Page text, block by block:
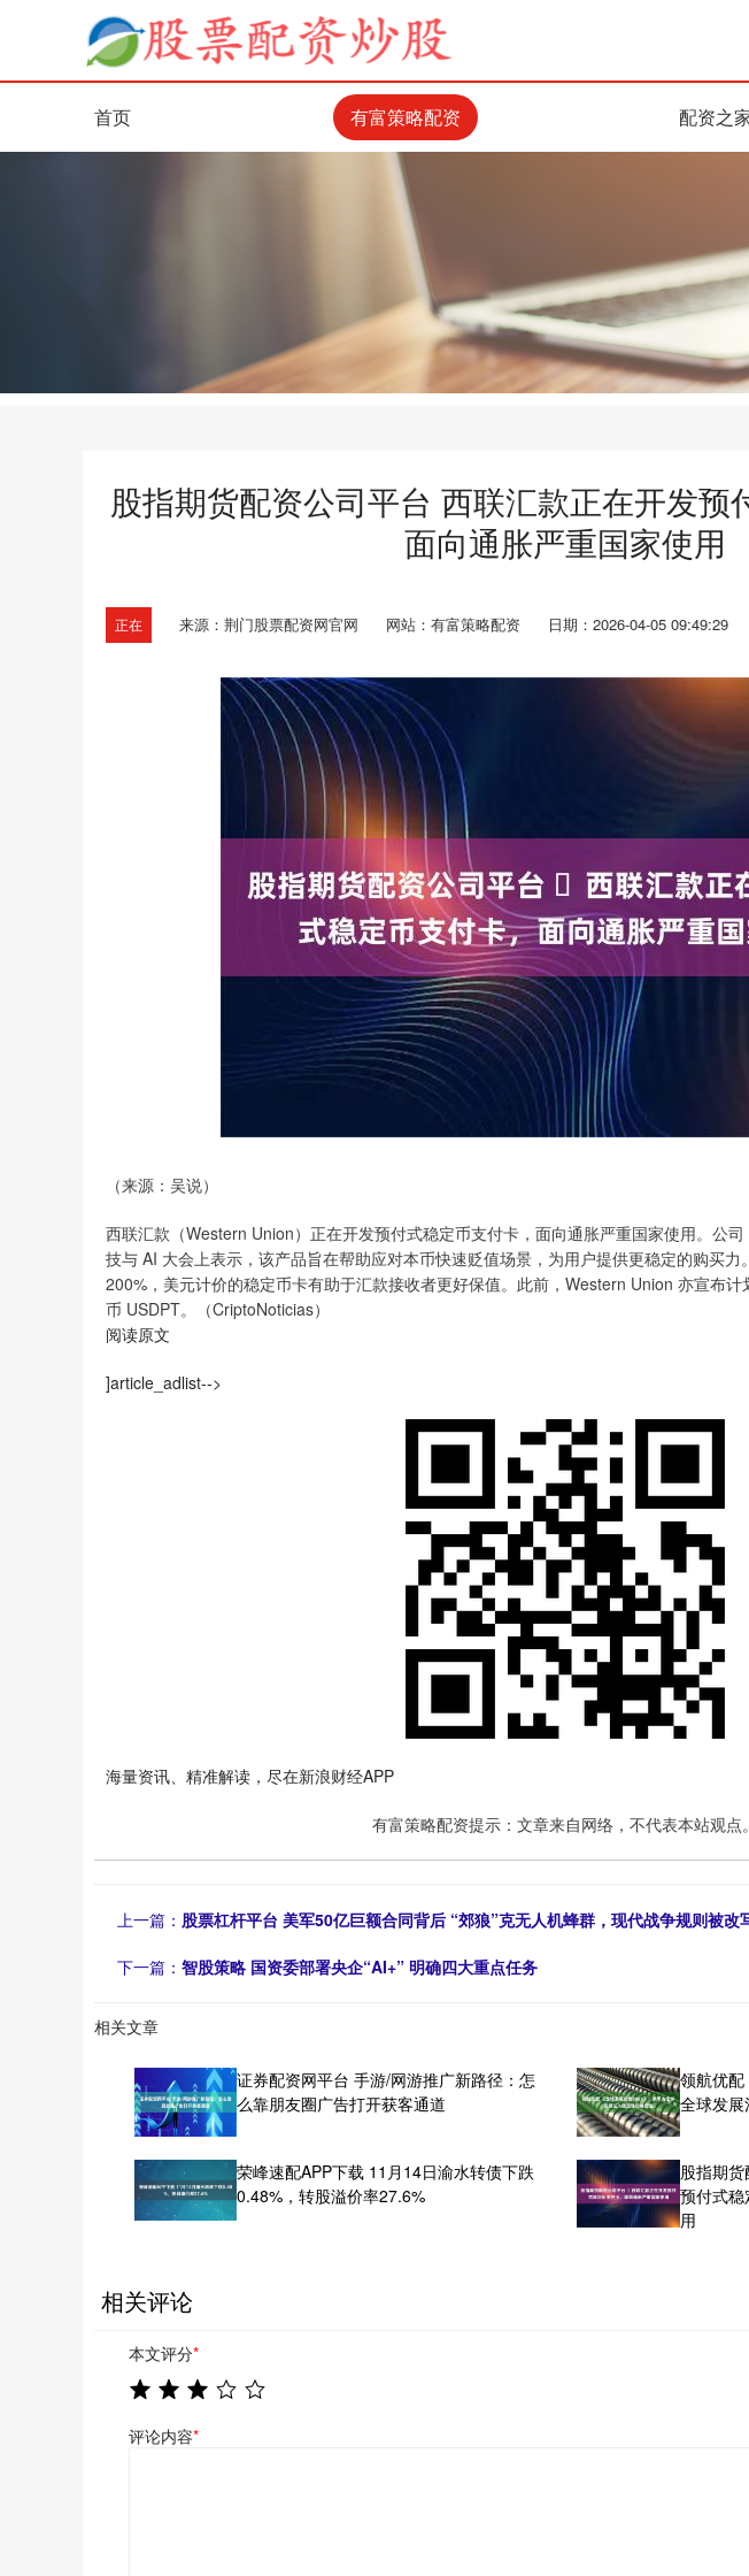
首页 有富策略配资 配资之
股指期货配资公司平台 ​西联汇款正在开发预
面向通胀严重国家使用
正在 来源：荆门股票配资网官网 网站：有富策略配资 日期：2026-04-05 09:49:29
（来源：吴说）
西联汇款（Western Union）正在开发预付式稳定币支付卡，面向通胀严重国家使用。公
技与 AI 大会上表示，该产品旨在帮助应对本币快速贬值场景，为用户提供更稳定的购买
200%，美元计价的稳定币卡有助于汇款接收者更好保值。此前，Western Union 亦宣布
币 USDPT。（CriptoNoticias）
阅读原文
]article_adlist-->
海量资讯、精准解读，尽在新浪财经APP
有富策略配资提示：文章来自网络，不代表本站观点。
上一篇： 股票杠杆平台 美军50亿巨额合同背后 “郊狼”克无人机蜂群，现代战争规则被改
下一篇： 智股策略 国资委部署央企“AI+” 明确四大重点任务
相关文章
证券配资网平台 手游/网游推广新路径：怎
么靠朋友圈广告打开获客通道
领航优
全球发展
荣峰速配APP下载 11月14日渝水转债下跌
0.48%，转股溢价率27.6%
股指期
预付式
用
相关评论
本文评分*
评论内容*